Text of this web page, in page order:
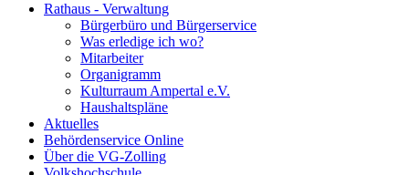
Rathaus - Verwaltung
Bürgerbüro und Bürgerservice
Was erledige ich wo?
Mitarbeiter
Organigramm
Kulturraum Ampertal e.V.
Haushaltspläne
Aktuelles
Behördenservice Online
Über die VG-Zolling